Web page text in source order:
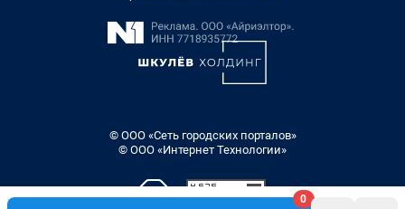
0
© ООО «Сеть городских порталов»
© ООО «Интернет Технологии»